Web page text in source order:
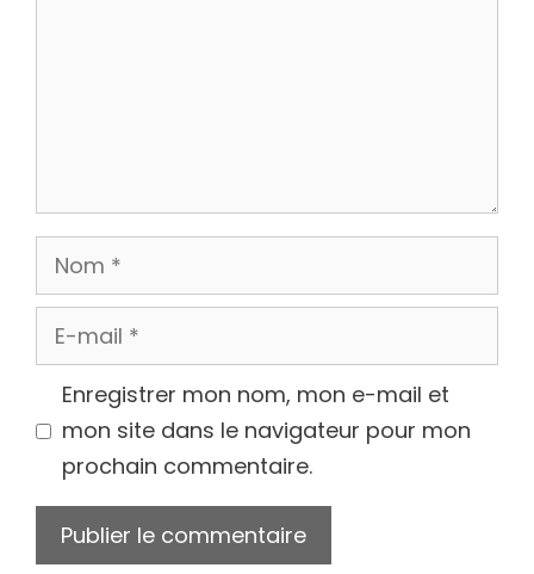
Nom
E-
mail
Enregistrer mon nom, mon e-mail et
mon site dans le navigateur pour mon
prochain commentaire.